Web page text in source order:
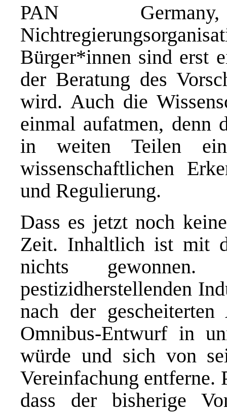
PAN
Bürger*innen sind erst
der Beratung des
wird. Auch die
einmal aufatmen, denn
in weiten Teilen
wissenschaftlichen
und Regulierung.
Dass es jetzt noch
Zeit. Inhaltlich ist mit
nichts
pestizidherstellenden
nach der
Omnibus-Entwurf in
würde und sich von
Vereinfachung entferne.
dass der bisherige